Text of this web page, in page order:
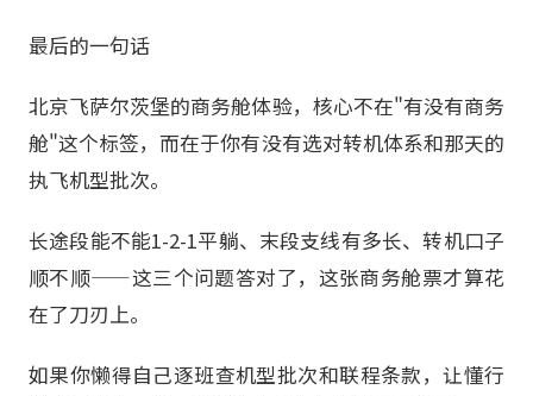
最后的一句话
北京飞萨尔茨堡的商务舱体验，核心不在"有没有商务
舱"这个标签，而在于你有没有选对转机体系和那天的
执飞机型批次。
长途段能不能1-2-1平躺、末段支线有多长、转机口子
顺不顺——这三个问题答对了，这张商务舱票才算花
在了刀刃上。
如果你懒得自己逐班查机型批次和联程条款，让懂行